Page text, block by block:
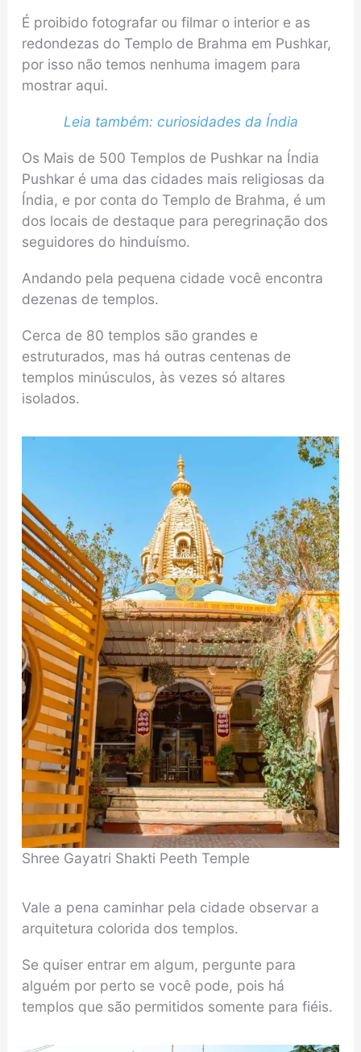
É proibido fotografar ou filmar o interior e as
redondezas do Templo de Brahma em Pushkar,
por isso não temos nenhuma imagem para
mostrar aqui.
Leia também: curiosidades da Índia
Os Mais de 500 Templos de Pushkar na Índia
Pushkar é uma das cidades mais religiosas da
Índia, e por conta do Templo de Brahma, é um
dos locais de destaque para peregrinação dos
seguidores do hinduísmo.
Andando pela pequena cidade você encontra
dezenas de templos.
Cerca de 80 templos são grandes e
estruturados, mas há outras centenas de
templos minúsculos, às vezes só altares
isolados.
Shree Gayatri Shakti Peeth Temple
Vale a pena caminhar pela cidade observar a
arquitetura colorida dos templos.
Se quiser entrar em algum, pergunte para
alguém por perto se você pode, pois há
templos que são permitidos somente para fiéis.